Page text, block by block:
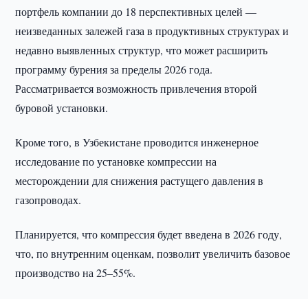
портфель компании до 18 перспективных целей —
неизведанных залежей газа в продуктивных структурах и
недавно выявленных структур, что может расширить
программу бурения за пределы 2026 года.
Рассматривается возможность привлечения второй
буровой установки.
Кроме того, в Узбекистане проводится инженерное
исследование по установке компрессии на
месторождении для снижения растущего давления в
газопроводах.
Планируется, что компрессия будет введена в 2026 году,
что, по внутренним оценкам, позволит увеличить базовое
производство на 25–55%.